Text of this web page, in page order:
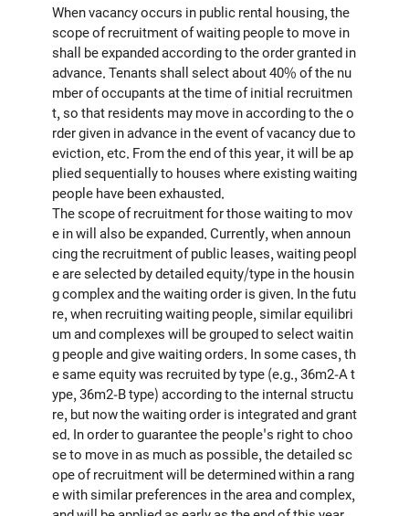
When vacancy occurs in public rental housing, the
scope of recruitment of waiting people to move in
shall be expanded according to the order granted in
advance. Tenants shall select about 40% of the nu
mber of occupants at the time of initial recruitmen
t, so that residents may move in according to the o
rder given in advance in the event of vacancy due to
eviction, etc. From the end of this year, it will be ap
plied sequentially to houses where existing waiting
people have been exhausted.
The scope of recruitment for those waiting to mov
e in will also be expanded. Currently, when announ
cing the recruitment of public leases, waiting peopl
e are selected by detailed equity/type in the housin
g complex and the waiting order is given. In the futu
re, when recruiting waiting people, similar equilibri
um and complexes will be grouped to select waitin
g people and give waiting orders. In some cases, th
e same equity was recruited by type (e.g., 36m2-A t
ype, 36m2-B type) according to the internal structu
re, but now the waiting order is integrated and grant
ed. In order to guarantee the people's right to choo
se to move in as much as possible, the detailed sc
ope of recruitment will be determined within a rang
e with similar preferences in the area and complex,